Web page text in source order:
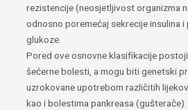
rezistencije (neosjetljivost organizma
odnosno poremećaj sekrecije insulina
glukoze.
Pored ove osnovne klasifikacije
šećerne bolesti, a mogu biti genetski
uzrokovane upotrebom različitih
kao i bolestima pankreasa (gušterače).